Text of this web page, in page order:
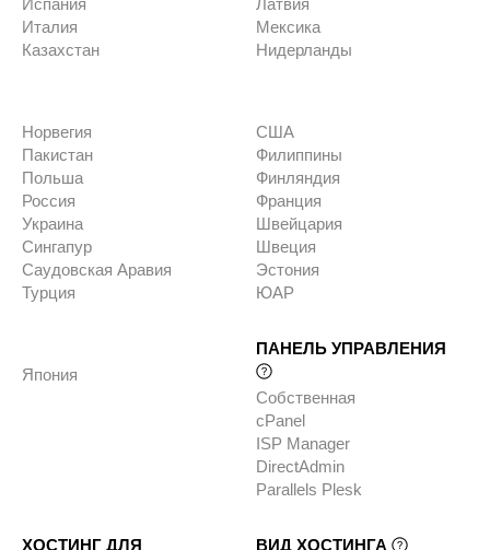
Испания
Италия
Казахстан
Латвия
Мексика
Нидерланды
Норвегия
Пакистан
Польша
Россия
Украина
Сингапур
Саудовская Аравия
Турция
США
Филиппины
Финляндия
Франция
Швейцария
Швеция
Эстония
ЮАР
Япония
ПАНЕЛЬ УПРАВЛЕНИЯ
Собственная
cPanel
ISP Manager
DirectAdmin
Parallels Plesk
ХОСТИНГ ДЛЯ
ВИД ХОСТИНГА